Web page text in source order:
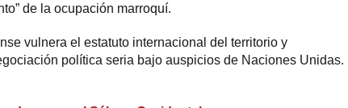
de la ocupación marroquí.
vulnera el estatuto internacional del territorio y
política seria bajo auspicios de Naciones Unidas.